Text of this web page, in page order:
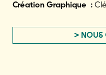
Création Graphique :
> NOUS